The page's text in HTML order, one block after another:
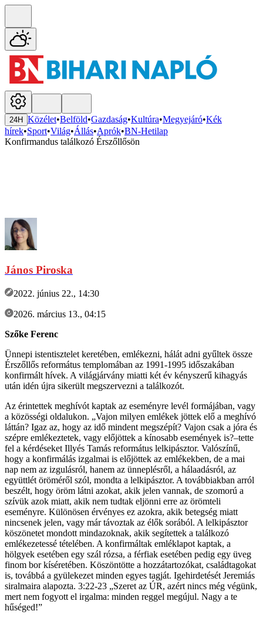
24H Közélet•Belföld•Gazdaság•Kultúra•Megyejáró•Kék
hírek•Sport•Világ•Állás•Aprók•BN-Hetilap
Konfirmandus találkozó Érszőllősön
János Piroska
2022. június 22., 14:30
2026. március 13., 04:15
Szőke Ferenc
Ünnepi istentisztelet keretében, emlékezni, hálát adni gyűltek össze
Érszőllős református templomában az 1991-1995 időszakában
konfirmált hívek. A világjárvány miatti két év kényszerű kihagyás
után idén újra sikerült megszervezni a találkozót.
Az érintettek meghívót kaptak az eseményre levél formájában, vagy
a közösségi oldalukon. „Vajon milyen emlékek jöttek elő a meghívó
láttán? Igaz az, hogy az idő mindent megszépít? Vajon csak a jóra és
szépre emlékeztetek, vagy előjöttek a kínosabb események is?–tette
fel a kérdéseket Illyés Tamás református lelkipásztor. Valószínű,
hogy a konfirmálás izgalmai is előjöttek az emlékekben, de a mai
nap nem az izgulásról, hanem az ünneplésről, a hálaadásról, az
együttlét öröméről szól, mondta a lelkipásztor. A továbbiakban arról
beszélt, hogy öröm látni azokat, akik jelen vannak, de szomorú a
szívük azok miatt, akik nem tudtak eljönni erre az örömteli
eseményre. Különösen érvényes ez azokra, akik betegség miatt
nincsenek jelen, vagy már távoztak az élők sorából. A lelkipásztor
köszönetet mondott mindazoknak, akik segítettek a találkozó
emlékezetessé tételében. A konfirmáltak emléklapot kaptak, a
hölgyek esetében egy szál rózsa, a férfiak esetében pedig egy üveg
finom bor kíséretében. Köszöntötte a hozzátartozókat, családtagokat
is, továbbá a gyülekezet minden egyes tagját. Igehirdetését Jeremiás
siralmaira alapozta. 3:22-23 „Szeret az ÚR, azért nincs még végünk,
mert nem fogyott el irgalma: minden reggel megújul. Nagy a te
hűséged!”